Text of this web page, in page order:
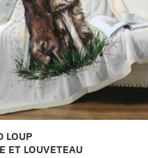
LOUP
ET LOUVETEAU